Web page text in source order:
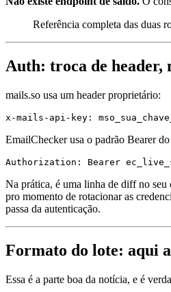
Referência completa das duas
Auth: troca de header,
mails.so usa um header proprietário:
EmailChecker usa o padrão Bearer
Na prática, é uma linha de diff no seu
pro momento de rotacionar as
passa da autenticação.
Formato do lote: aqui
Essa é a parte boa da notícia, e é